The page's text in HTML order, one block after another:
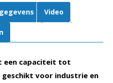
Video
een capaciteit tot
geschikt voor industrie en